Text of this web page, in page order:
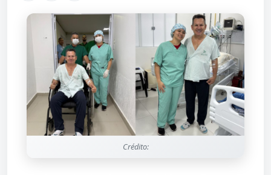
Crédito: